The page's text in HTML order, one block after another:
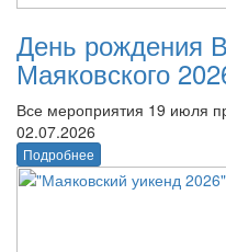
День рождения
Маяковского
Все мероприятия 19 июля
02.07.2026
Подробнее